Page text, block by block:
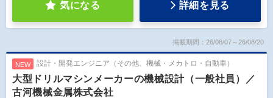
気になる 詳細を見る
掲載期間：26/08/07～26/08/20
NEW 設計・開発エンジニア（その他、機械・メカトロ・自動車）
大型ドリルマシンメーカーの機械設計（一般社員）／
古河機械金属株式会社